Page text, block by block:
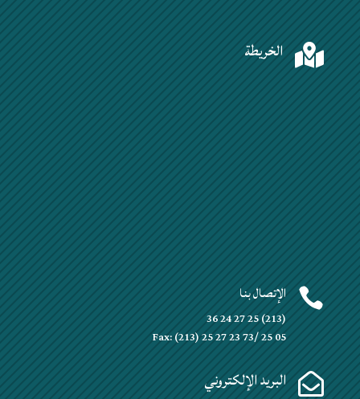
 الخريطة
 الإتصال بنا
(213) 25 27 24 36
Fax: (213) 25 27 23 73/ 25 05
 البريد الإلكتروني